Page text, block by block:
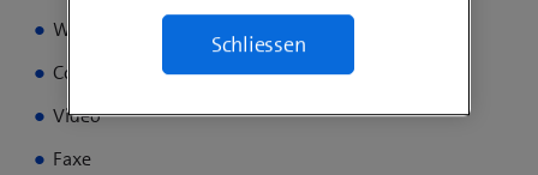
Web-Chat
Co-Browse
Video
Faxe
Schliessen